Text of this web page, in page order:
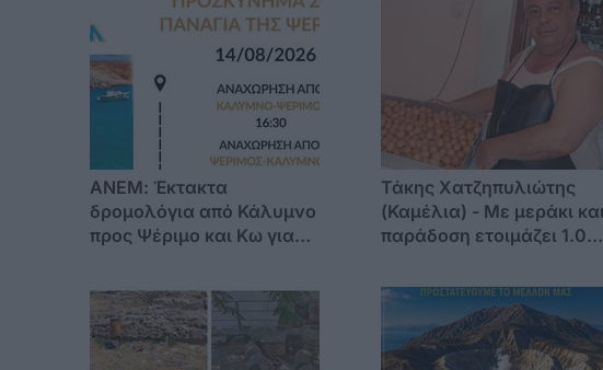
ΑΝΕΜ: Έκτακτα
δρομολόγια από Κάλυμνο
προς Ψέριμο και Κω για
Τάκης Χατζηπυλιώτης
(Καμέλια) - Με μεράκι
παράδοση ετοιμάζει 1.000
εορτασμό της
Μεταμορφώσεως του
Σωτήρος